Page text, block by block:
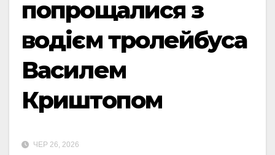
попрощалися з
водієм тролейбуса
Василем
Криштопом
ЧЕР 26, 2026